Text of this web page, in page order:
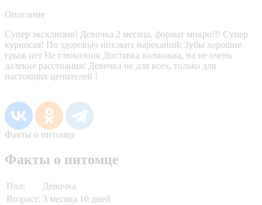
Описание
Супер эксклюзив! Девочка 2 месяца, формат микро!!! Супер
курносая! По здоровью никаких нареканий: Зубы хорошие
грыж нет Не глюкозник Доставка возможна, на не очень
далекие расстояния! Девочка не для всех, только для
настоящих ценителей !
Факты о питомце
Факты о питомце
Пол:
Девочка
Возраст: 3 месяца 10 дней